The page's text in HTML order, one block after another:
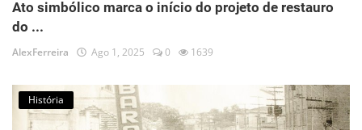
Ato simbólico marca o início do projeto de restauro
do ...
AlexFerreira Ago 1, 2025 0 1639
História